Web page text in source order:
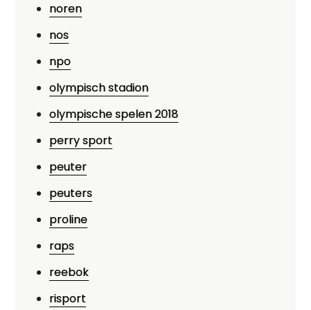
noren
nos
npo
olympisch stadion
olympische spelen 2018
perry sport
peuter
peuters
proline
raps
reebok
risport